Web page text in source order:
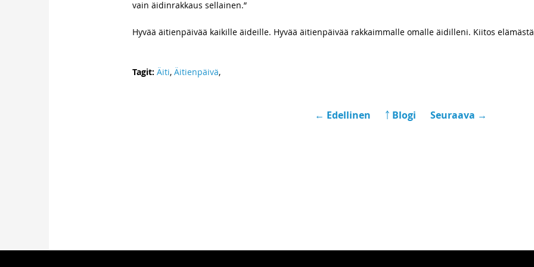
vain äidinrakkaus sellainen.”
Hyvää äitienpäivää kaikille äideille. Hyvää äitienpäivää rakkaimmalle omalle äidilleni. Kiitos
Tagit: Äiti, Äitienpäivä,
← Edellinen ￪ Blogi Seuraava →